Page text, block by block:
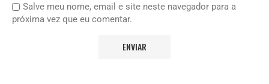
Salve meu nome, email e site neste navegador para a
próxima vez que eu comentar.